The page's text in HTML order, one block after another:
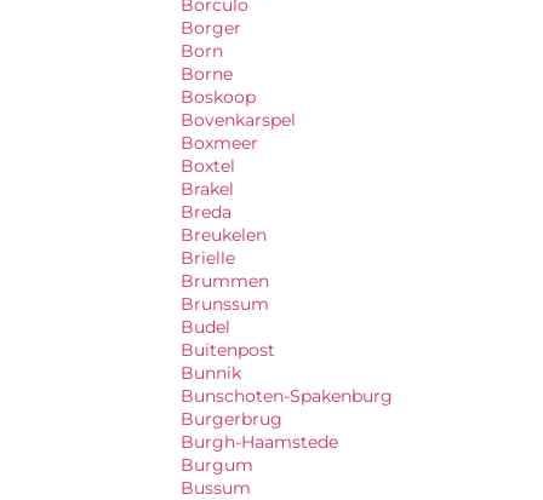
Borculo
Borger
Born
Borne
Boskoop
Bovenkarspel
Boxmeer
Boxtel
Brakel
Breda
Breukelen
Brielle
Brummen
Brunssum
Budel
Buitenpost
Bunnik
Bunschoten-Spakenburg
Burgerbrug
Burgh-Haamstede
Burgum
Bussum